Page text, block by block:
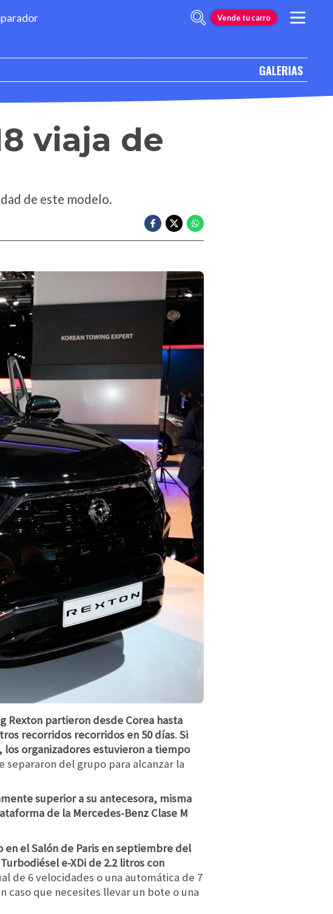
Vende tu carro
GALERIAS
viaja de
de este modelo.
Rexton partieron desde Corea hasta
recorridos recorridos en 50 días. Si
organizadores estuvieron a tiempo
separaron del grupo para alcanzar la
superior a su antecesora, misma
de la Mercedes-Benz Clase M
en el Salón de Paris en septiembre del
Turbodiésel e-XDi de 2.2 litros con
de 6 velocidades o una automática de 7
caso que necesites llevar un bote o una